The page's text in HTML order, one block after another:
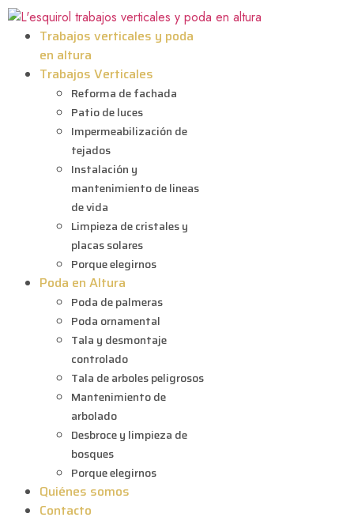
Trabajos verticales y poda
en altura
Trabajos Verticales
Reforma de fachada
Patio de luces
Impermeabilización de
tejados
Instalación y
mantenimiento de lineas
de vida
Limpieza de cristales y
placas solares
Porque elegirnos
Poda en Altura
Poda de palmeras
Poda ornamental
Tala y desmontaje
controlado
Tala de arboles peligrosos
Mantenimiento de
arbolado
Desbroce y limpieza de
bosques
Porque elegirnos
Quiénes somos
Contacto